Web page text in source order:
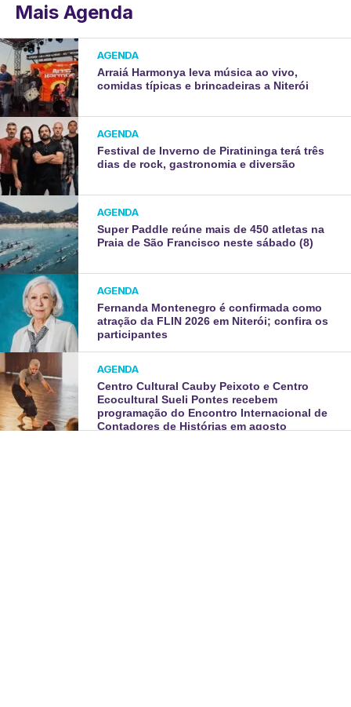
Mais Agenda
AGENDA
Arraiá Harmonya leva música ao vivo,
comidas típicas e brincadeiras a Niterói
AGENDA
Festival de Inverno de Piratininga terá três
dias de rock, gastronomia e diversão
AGENDA
Super Paddle reúne mais de 450 atletas na
Praia de São Francisco neste sábado (8)
AGENDA
Fernanda Montenegro é confirmada como
atração da FLIN 2026 em Niterói; confira os
participantes
AGENDA
Centro Cultural Cauby Peixoto e Centro
Ecocultural Sueli Pontes recebem
programação do Encontro Internacional de
Contadores de Histórias em agosto